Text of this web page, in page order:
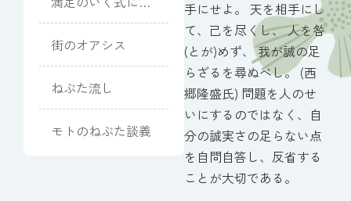
りました
街のオアシス
ねぶた流し
モトのねぶた談義
手にせよ。 天を相手にし
て、己を尽くし、 人を咎
(とが)めず、 我が誠の足
らざるを尋ぬべし。 (西
郷隆盛氏) 問題を人のせ
いにするのではなく、自
分の誠実さの足らない点
を自問自答し、反省する
ことが大切である。